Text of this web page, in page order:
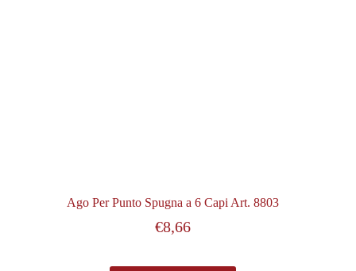
Ago Per Punto Spugna a 6 Capi Art. 8803
€8,66